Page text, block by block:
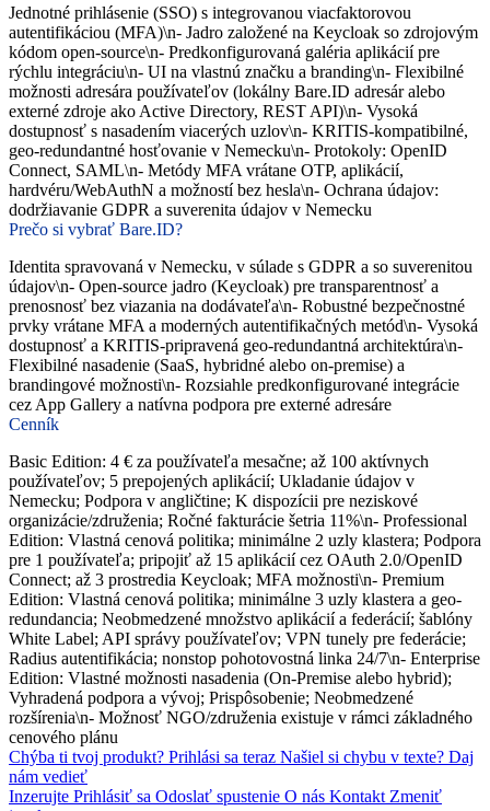
Jednotné prihlásenie (SSO) s integrovanou viacfaktorovou
autentifikáciou (MFA)\n- Jadro založené na Keycloak so zdrojovým
kódom open-source\n- Predkonfigurovaná galéria aplikácií pre
rýchlu integráciu\n- UI na vlastnú značku a branding\n- Flexibilné
možnosti adresára používateľov (lokálny Bare.ID adresár alebo
externé zdroje ako Active Directory, REST API)\n- Vysoká
dostupnosť s nasadením viacerých uzlov\n- KRITIS-kompatibilné,
geo-redundantné hosťovanie v Nemecku\n- Protokoly: OpenID
Connect, SAML\n- Metódy MFA vrátane OTP, aplikácií,
hardvéru/WebAuthN a možností bez hesla\n- Ochrana údajov:
dodržiavanie GDPR a suverenita údajov v Nemecku
Prečo si vybrať Bare.ID?
Identita spravovaná v Nemecku, v súlade s GDPR a so suverenitou
údajov\n- Open-source jadro (Keycloak) pre transparentnosť a
prenosnosť bez viazania na dodávateľa\n- Robustné bezpečnostné
prvky vrátane MFA a moderných autentifikačných metód\n- Vysoká
dostupnosť a KRITIS-pripravená geo-redundantná architektúra\n-
Flexibilné nasadenie (SaaS, hybridné alebo on-premise) a
brandingové možnosti\n- Rozsiahle predkonfigurované integrácie
cez App Gallery a natívna podpora pre externé adresáre
Cenník
Basic Edition: 4 € za používateľa mesačne; až 100 aktívnych
používateľov; 5 prepojených aplikácií; Ukladanie údajov v
Nemecku; Podpora v angličtine; K dispozícii pre neziskové
organizácie/združenia; Ročné fakturácie šetria 11%\n- Professional
Edition: Vlastná cenová politika; minimálne 2 uzly klastera; Podpora
pre 1 používateľa; pripojiť až 15 aplikácií cez OAuth 2.0/OpenID
Connect; až 3 prostredia Keycloak; MFA možnosti\n- Premium
Edition: Vlastná cenová politika; minimálne 3 uzly klastera a geo-
redundancia; Neobmedzené množstvo aplikácií a federácií; šablóny
White Label; API správy používateľov; VPN tunely pre federácie;
Radius autentifikácia; nonstop pohotovostná linka 24/7\n- Enterprise
Edition: Vlastné možnosti nasadenia (On-Premise alebo hybrid);
Vyhradená podpora a vývoj; Prispôsobenie; Neobmedzené
rozšírenia\n- Možnosť NGO/združenia existuje v rámci základného
cenového plánu
Chýba ti tvoj produkt? Prihlási sa teraz Našiel si chybu v texte? Daj
nám vedieť
Inzerujte Prihlásiť sa Odoslať spustenie O nás Kontakt Zmeniť